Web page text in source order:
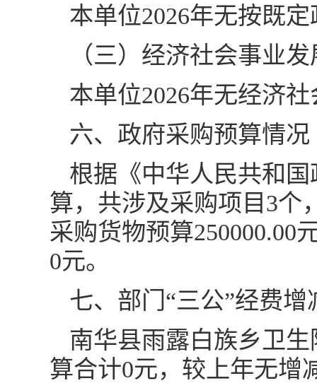
本单位2026年无按既
（三）经济社会事业
本单位2026年无经济
六、政府采购预算情况
根据《中华人民共和
算，共涉及采购项目3个
采购货物预算250000.00
0元。
七、部门“三公”经费
南华县雨露白族乡卫
算合计0元，较上年无增